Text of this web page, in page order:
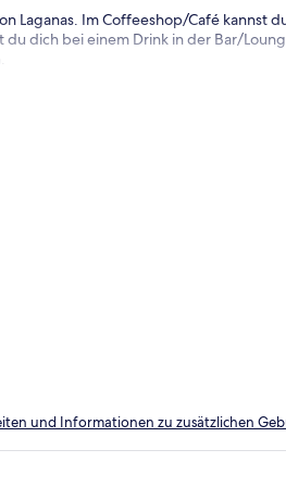
Laganas. Im Coffeeshop/Café kannst
dich bei einem Drink in der Bar/
und Informationen zu zusätzlichen